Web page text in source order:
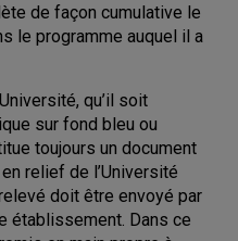
de façon cumulative le
le programme auquel il a
qu’il soit
sur fond bleu ou
toujours un document
relief de l’Université
doit être envoyé par
établissement. Dans ce